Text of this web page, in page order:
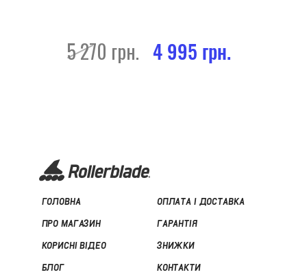
5 270 грн. 4 995 грн.
ГОЛОВНА
ПРО МАГАЗИН
КОРИСНІ ВІДЕО
БЛОГ
ОПЛАТА І ДОСТАВКА
ГАРАНТІЯ
ЗНИЖКИ
КОНТАКТИ